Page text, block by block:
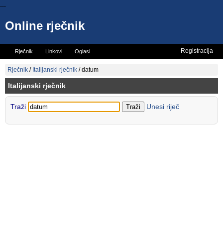
...
Online rječnik
Rječnik Linkovi Oglasi
Vicevi Mini rječnik
Registracija
Rječnik / Italijanski rječnik /datum
Italijanski rječnik
Traži Unesi riječ